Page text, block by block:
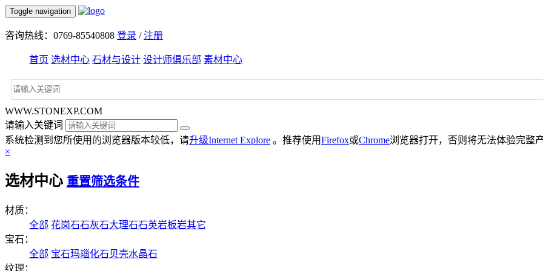
Toggle navigation
咨询热线：0769-85540808 登录 /注册
首页 选材中心 石材与设计 设计师俱乐部 素材中心
WWW.STONEXP.COM
请输入关键词
系统检测到您所使用的浏览器版本较低，请升级Internet Explore 。推荐使用Firefox或Chrome浏览器打开，否则将无法体验完整
×
选材中心 重置筛选条件
材质：
全部 花岗石石灰石大理石石英岩板岩其它
宝石：
全部 宝石玛瑙化石贝壳水晶石
纹理：